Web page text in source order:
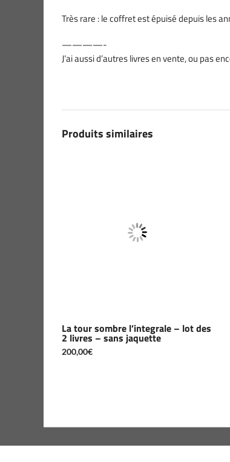
Très rare : le coffret est épuisé depuis les
————-
J’ai aussi d’autres livres en vente, ou pas
Produits similaires
La tour sombre l’integrale – lot des
2 livres – sans jaquette
200,00€